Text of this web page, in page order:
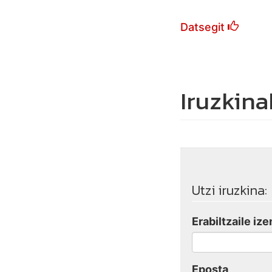
Datsegit
Utzi iruzkina:
Erabiltzaile
Eposta